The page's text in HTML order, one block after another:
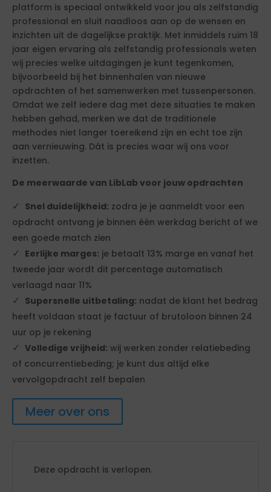
platform is speciaal ontwikkeld voor jou als zelfstandig
professional en sluit naadloos aan op de wensen en
inzichten uit de dagelijkse praktijk. Met inmiddels ruim 18
jaar eigen ervaring als zelfstandig professionals weten
wij precies welke uitdagingen je kunt tegenkomen,
bijvoorbeeld bij het binnenhalen van nieuwe
opdrachten of het samenwerken met tussenpersonen.
Omdat we zelf iedere dag met deze situaties te maken
hebben gehad, merken we dat de traditionele
methodes niet langer toereikend zijn en echt toe zijn
aan vernieuwing. Dát is precies waar wij ons voor
inzetten.
De meerwaarde van LibLab voor jouw opdrachten
Snel duidelijkheid: zodra je je aanmeldt voor een
opdracht ontvang je binnen één werkdag bericht of we
een goede match zien
Eerlijke marges: je betaalt 13% marge en vanaf het
tweede jaar wordt dit percentage automatisch
verlaagd naar 11%
Supersnelle uitbetaling: nadat de klant het bedrag
heeft voldaan staat je factuur of brutoloon binnen 24
uur op je rekening
Volledige vrijheid: wij werken zonder relatiebeding
of concurrentiebeding; je kunt dus altijd elke
vervolgopdracht zelf bepalen
Meer over ons
Deze opdracht is verlopen.